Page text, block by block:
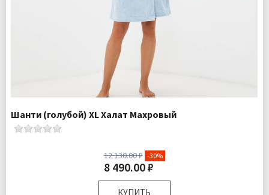
Шанти (голубой) XL Халат Махровый
12 130.00 ₽ -30%
8 490.00 ₽
КУПИТЬ